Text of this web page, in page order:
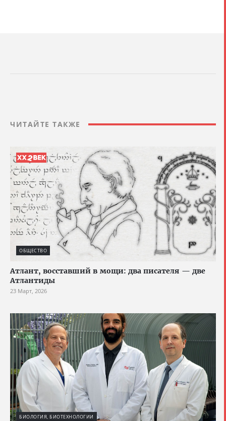
ЧИТАЙТЕ ТАКЖЕ
ОБЩЕСТВО
Атлант, восставший в мощи: два писателя — две
Атлантиды
23 Март, 2026
БИОЛОГИЯ, БИОТЕХНОЛОГИИ